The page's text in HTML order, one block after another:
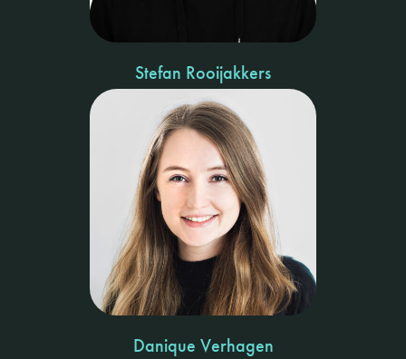
Stefan Rooijakkers
Danique Verhagen